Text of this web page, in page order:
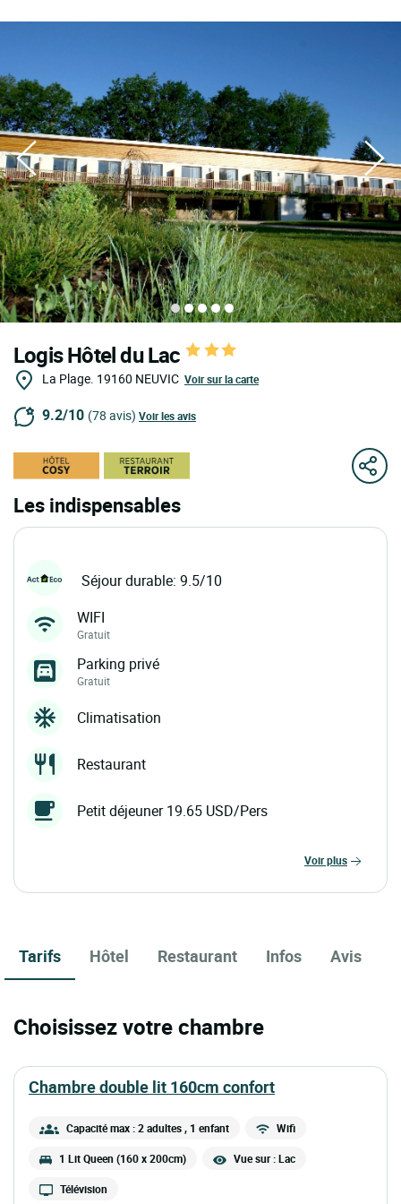
Logis Hôtel du Lac
La Plage. 19160 NEUVIC Voir sur la carte
9.2/10 (78 avis) Voir les avis
Les indispensables
Séjour durable: 9.5/10
WIFI
Gratuit
Parking privé
Gratuit
Climatisation
Restaurant
Petit déjeuner 19.65 USD/Pers
voir plus
Tarifs Hôtel Restaurant Infos Avis
Choisissez votre chambre
chambre double lit 160cm confort
Capacité max : 2 adultes, 1 enfant Wifi
1 Lit Queen (160 x 200cm) Vue sur : Lac
Télévision